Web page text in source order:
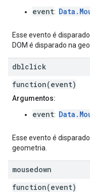
event:
Esse evento é
DOM é disparado na
dblclick
function(event)
Argumentos:
event:
Esse evento é
geometria.
mousedown
function(event)